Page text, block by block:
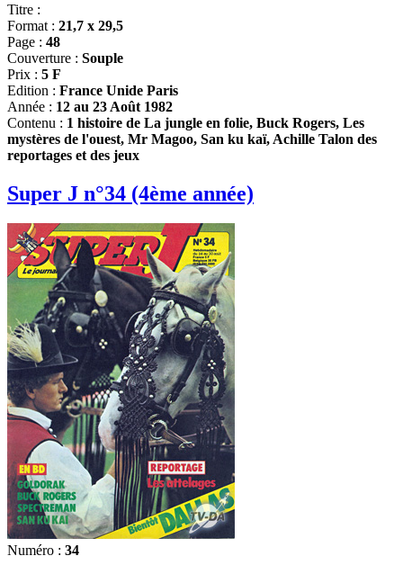
Titre :
Format : 21,7 x 29,5
Page : 48
Couverture : Souple
Prix : 5 F
Edition : France Unide Paris
Année : 12 au 23 Août 1982
Contenu : 1 histoire de La jungle en folie, Buck Rogers, Les
mystères de l'ouest, Mr Magoo, San ku kaï, Achille Talon des
reportages et des jeux
Super J n°34 (4ème année)
Numéro : 34